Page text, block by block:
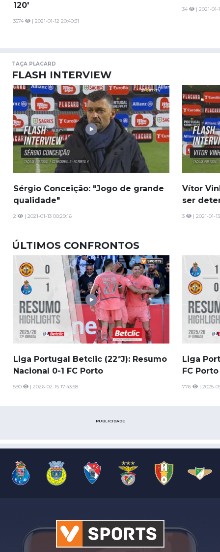
120'
3574 | 2021-01-12 20:40:31
34 | 2021-01-
TAÇA PLACARD
FLASH INTERVIEW
Sérgio Conceição: "Jogo de grande
qualidade"
2 | 2021-01-13 00:29:16
Vítor
ser
3 | 2021-01-
ÚLTIMOS CONFRONTOS
Liga Portugal Betclic (22ªJ): Resumo
Nacional 0-1 FC Porto
590 | 2026-02-15 17:43:58
Liga
FC
776 | 2025-
PUBLICIDADE